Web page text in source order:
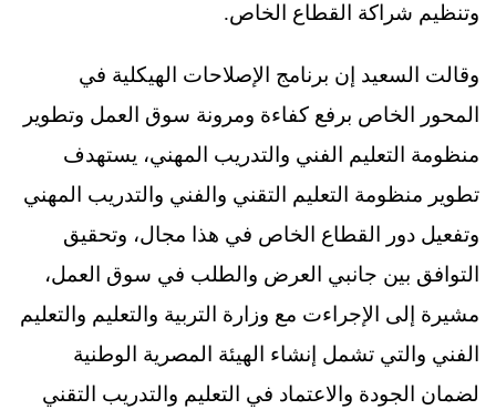
وتنظيم شراكة القطاع الخاص.
وقالت السعيد إن برنامج الإصلاحات الهيكلية في
المحور الخاص برفع كفاءة ومرونة سوق العمل وتطوير
منظومة التعليم الفني والتدريب المهني، يستهدف
تطوير منظومة التعليم التقني والفني والتدريب المهني
وتفعيل دور القطاع الخاص في هذا مجال، وتحقيق
التوافق بين جانبي العرض والطلب في سوق العمل،
مشيرة إلى الإجراءت مع وزارة التربية والتعليم والتعليم
الفني والتي تشمل إنشاء الهيئة المصرية الوطنية
لضمان الجودة والاعتماد في التعليم والتدريب التقني